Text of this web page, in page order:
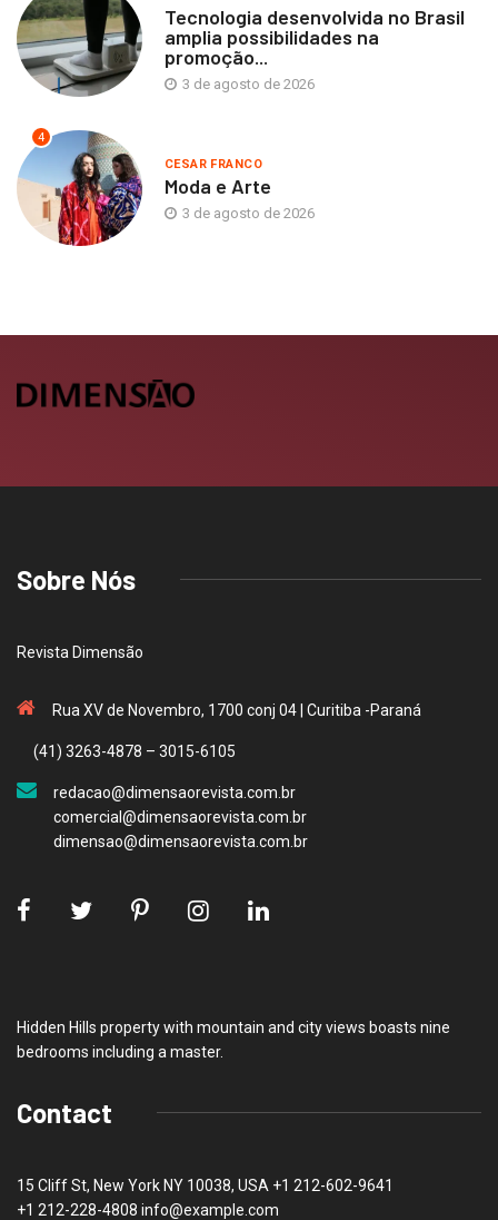
Tecnologia desenvolvida no Brasil
amplia possibilidades na
promoção...
3 de agosto de 2026
4
CESAR FRANCO
Moda e Arte
3 de agosto de 2026
Sobre Nós
Revista Dimensão
Rua XV de Novembro, 1700 conj 04 | Curitiba -Paraná
(41) 3263-4878 – 3015-6105
redacao@dimensaorevista.com.br
comercial@dimensaorevista.com.br
dimensao@dimensaorevista.com.br
Hidden Hills property with mountain and city views boasts nine
bedrooms including a master.
Contact
15 Cliff St, New York NY 10038, USA +1 212-602-9641
+1 212-228-4808 info@example.com